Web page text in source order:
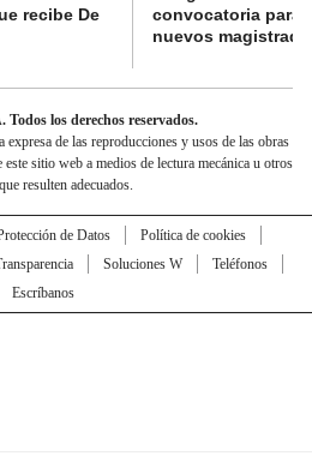
recibe De
convocatoria para
nuevos
los derechos reservados.
de las reproducciones y usos de las obras
este sitio web a medios de lectura mecánica u otros
resulten adecuados.
de Datos
Política de cookies
Soluciones W
Teléfonos
Escríbanos